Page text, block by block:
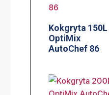
Kokgryta 150L
OptiMix
AutoChef 86